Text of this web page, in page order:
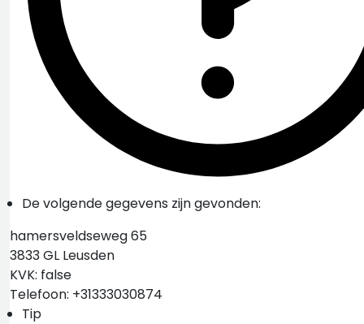
De volgende gegevens zijn gevonden:
hamersveldseweg 65
3833 GL Leusden
KVK: false
Telefoon: +31333030874
Tip